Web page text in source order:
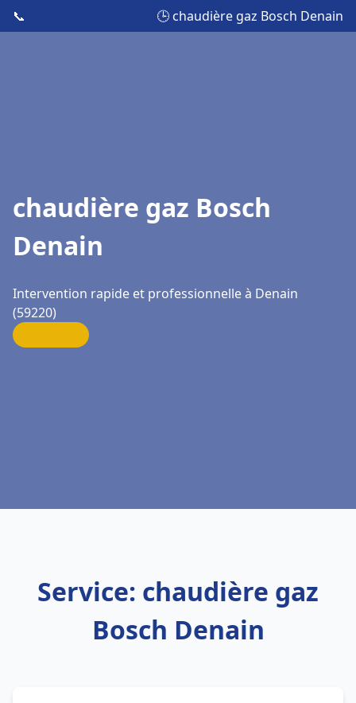
📞 🕒 chaudière gaz Bosch Denain
chaudière gaz Bosch
Denain
Intervention rapide et professionnelle à Denain
(59220)
Service: chaudière gaz
Bosch Denain